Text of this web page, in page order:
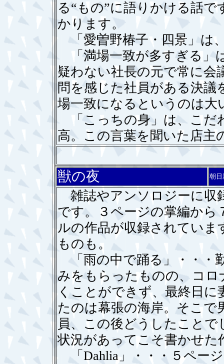
る“もの”に語りかける話
かります。
「愛曽野椿子・四景」は
「満場一致が多すぎる」
疑わない社長の元で常に会
問を感じた社員がある決
場一致になるというのは大
「こっちの身」は、こだ
高。この言葉を聞いた店
獣の夜 朝
雑誌やアンソロジーに収
です。３ページの掌編から
ルの作品が収録されてい
ものも。
「雨の中で踊る」・・・
みをもらったものの、コ
くことができず、最終日
たのは幕張の海岸。そこで
員、この後どうしたこと
状況があってこそ書かせた
「Dahlia」・・・５ペー